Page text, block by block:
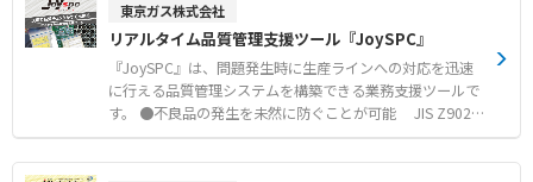
り、専門用語、スクリプトなどを覚えなくても簡単に設定
できます。 ●ワークフロー設定が可能 各電子帳票ごと
にワークフローを設定することができます。 ●周辺システ
ムと連携してデータを活用 収集したデータを他システム
で活用可能です。
東京ガス株式会社
リアルタイム品質管理支援ツール『JoySPC』
『JoySPC』は、問題発生時に生産ラインへの対応を迅速
に行える品質管理システムを構築できる業務支援ツールで
す。 ●不良品の発生を未然に防ぐことが可能 JIS Z9021
に基づいた管理状態およびユーザが任意に定義した管理状
態に基づき品質データの傾向を監視します。 ●各チャート